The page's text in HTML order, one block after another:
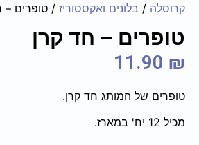
קרוסלה / בלונים ואקססוריז / טופרים –
טופרים – חד קרן
11.90 ₪
טופרים של המותג חד קרן.
מכיל 12 יח' במארז.